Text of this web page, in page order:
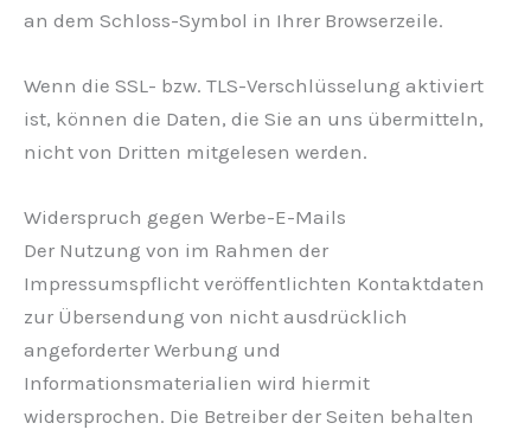
an dem Schloss-Symbol in Ihrer Browserzeile.
Wenn die SSL- bzw. TLS-Verschlüsselung aktiviert
ist, können die Daten, die Sie an uns übermitteln,
nicht von Dritten mitgelesen werden.
Widerspruch gegen Werbe-E-Mails
Der Nutzung von im Rahmen der
Impressumspflicht veröffentlichten Kontaktdaten
zur Übersendung von nicht ausdrücklich
angeforderter Werbung und
Informationsmaterialien wird hiermit
widersprochen. Die Betreiber der Seiten behalten